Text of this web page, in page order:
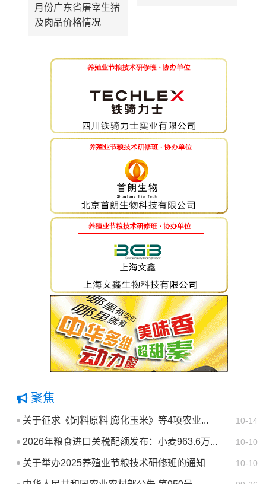
月份广东省屠宰生猪
及肉品价格情况
聚焦
10-14
关于征求《饲料原料 膨化玉米》等4项农业...
10-10
2026年粮食进口关税配额发布：小麦963.6万...
10-10
关于举办2025养殖业节粮技术研修班的通知